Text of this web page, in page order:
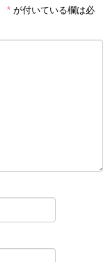
* が付いている欄は必